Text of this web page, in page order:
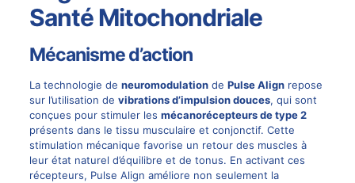
Santé Mitochondriale
Mécanisme d’action
La technologie de neuromodulationde Pulse Alignrepose
sur l’utilisation de vibrations d’impulsion douces, qui sont
conçues pour stimuler les mécanorécepteurs de type 2
présents dans le tissu musculaire et conjonctif. Cette
stimulation mécanique favorise un retour des muscles à
leur état naturel d’équilibre et de tonus. En activant ces
récepteurs, Pulse Align améliore non seulement la